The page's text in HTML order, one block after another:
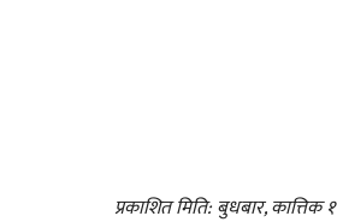
प्रकाशित मिति: बुधबार, कात्तिक